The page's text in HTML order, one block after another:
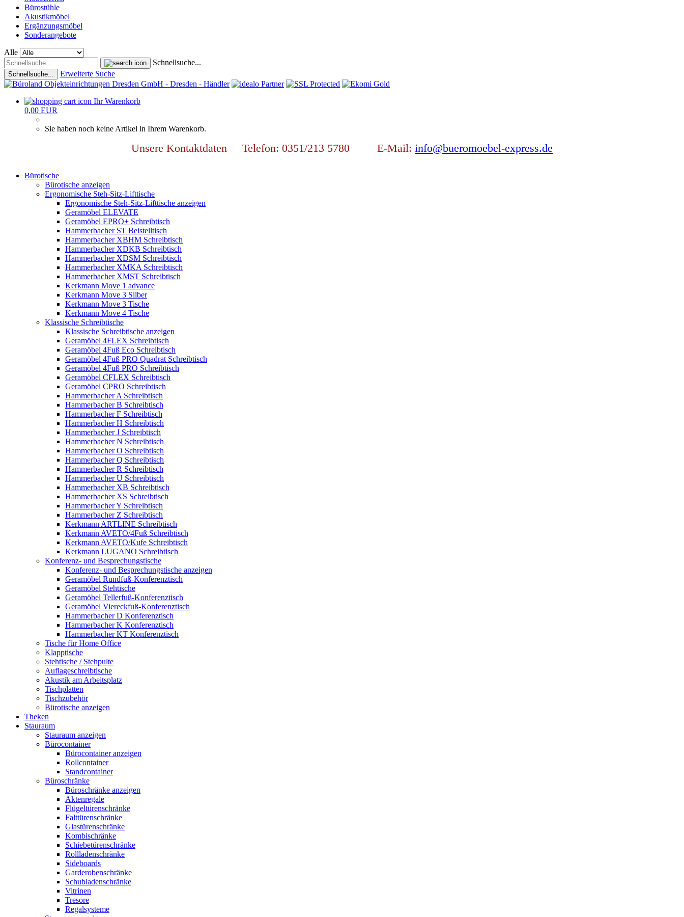
Bürostühle
Akustikmöbel
Ergänzungsmöbel
Sonderangebote
Alle
Schnellsuche...
Schnellsuche... Erweiterte Suche
Ihr Warenkorb
0,00 EUR
Sie haben noch keine Artikel in Ihrem Warenkorb.
Unsere Kontaktdaten Telefon: 0351/213 5780 E-Mail: info@bueromoebel-express.de
Bürotische
Bürotische anzeigen
Ergonomische Steh-Sitz-Lifttische
Ergonomische Steh-Sitz-Lifttische anzeigen
Geramöbel ELEVATE
Geramöbel EPRO+ Schreibtisch
Hammerbacher ST Beistelltisch
Hammerbacher XBHM Schreibtisch
Hammerbacher XDKB Schreibtisch
Hammerbacher XDSM Schreibtisch
Hammerbacher XMKA Schreibtisch
Hammerbacher XMST Schreibtisch
Kerkmann Move 1 advance
Kerkmann Move 3 Silber
Kerkmann Move 3 Tische
Kerkmann Move 4 Tische
Klassische Schreibtische
Klassische Schreibtische anzeigen
Geramöbel 4FLEX Schreibtisch
Geramöbel 4Fuß Eco Schreibtisch
Geramöbel 4Fuß PRO Quadrat Schreibtisch
Geramöbel 4Fuß PRO Schreibtisch
Geramöbel CFLEX Schreibtisch
Geramöbel CPRO Schreibtisch
Hammerbacher A Schreibtisch
Hammerbacher B Schreibtisch
Hammerbacher F Schreibtisch
Hammerbacher H Schreibtisch
Hammerbacher J Schreibtisch
Hammerbacher N Schreibtisch
Hammerbacher O Schreibtisch
Hammerbacher Q Schreibtisch
Hammerbacher R Schreibtisch
Hammerbacher U Schreibtisch
Hammerbacher XB Schreibtisch
Hammerbacher XS Schreibtisch
Hammerbacher Y Schreibtisch
Hammerbacher Z Schreibtisch
Kerkmann ARTLINE Schreibtisch
Kerkmann AVETO/4Fuß Schreibtisch
Kerkmann AVETO/Kufe Schreibtisch
Kerkmann LUGANO Schreibtisch
Konferenz- und Besprechungstische
Konferenz- und Besprechungstische anzeigen
Geramöbel Rundfuß-Konferenztisch
Geramöbel Stehtische
Geramöbel Tellerfuß-Konferenztisch
Geramöbel Viereckfuß-Konferenztisch
Hammerbacher D Konferenztisch
Hammerbacher K Konferenztisch
Hammerbacher KT Konferenztisch
Tische für Home Office
Klapptische
Stehtische / Stehpulte
Auflageschreibtische
Akustik am Arbeitsplatz
Tischplatten
Tischzubehör
Bürotische anzeigen
Theken
Stauraum
Stauraum anzeigen
Bürocontainer
Bürocontainer anzeigen
Rollcontainer
Standcontainer
Büroschränke
Büroschränke anzeigen
Aktenregale
Flügeltürenschränke
Falttürenschränke
Glastürenschränke
Kombischränke
Schiebetürenschränke
Rollladenschränke
Sideboards
Garderobenschränke
Schubladenschränke
Vitrinen
Tresore
Regalsysteme